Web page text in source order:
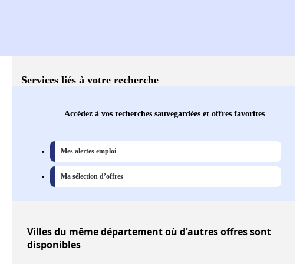
Services liés à votre recherche
Accédez à vos recherches sauvegardées et offres favorites
Mes alertes emploi
Ma sélection d’offres
Villesdu même département où d'autres offres sont
disponibles